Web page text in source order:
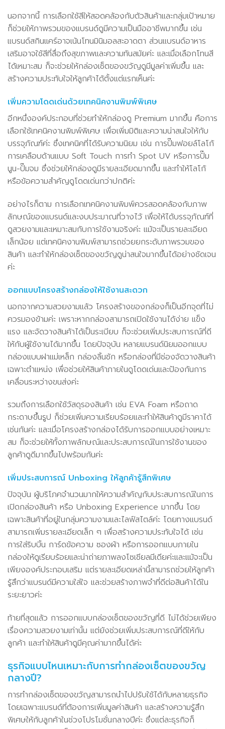
นอกจากนี้ การเลือกใช้สีให้สอดคล้องกับตัวสินค้าและกลุ่มเป้าหมาย
ก็ช่วยให้ภาพรวมของแบรนด์ดูมีความเป็นมืออาชีพมากขึ้น เช่น
แบรนด์สกินแคร์อาจเน้นโทนมินิมอลสะอาดตา ส่วนแบรนด์อาหาร
เสริมอาจใช้สีที่สื่อถึงสุขภาพและความทันสมัยค่ะ และเมื่อเลือกโทนสี
ได้เหมาะสม ก็จะช่วยให้กล่องเซ็ตของขวัญดูมีมูลค่าเพิ่มขึ้น และ
สร้างความประทับใจให้ลูกค้าได้ตั้งแต่แรกเห็นค่ะ
เพิ่มความโดดเด่นด้วยเทคนิคงานพิมพ์พิเศษ
อีกหนึ่งองค์ประกอบที่ช่วยทำให้กล่องดู Premium มากขึ้น คือการ
เลือกใช้เทคนิคงานพิมพ์พิเศษ เพื่อเพิ่มมิติและความน่าสนใจให้กับ
บรรจุภัณฑ์ค่ะ ซึ่งเทคนิคที่ได้รับความนิยม เช่น การปั๊มฟอยล์โลโก้
การเคลือบด้านแบบ Soft Touch การทำ Spot UV หรือการปั๊ม
นูน-ปั๊มจม ซึ่งช่วยให้กล่องดูมีรายละเอียดมากขึ้น และทำให้โลโก้
หรือข้อความสำคัญดูโดดเด่นกว่าปกติค่ะ
อย่างไรก็ตาม การเลือกเทคนิคงานพิมพ์ควรสอดคล้องกับภาพ
ลักษณ์ของแบรนด์และงบประมาณที่วางไว้ เพื่อให้ได้บรรจุภัณฑ์ที่
ดูสวยงามและเหมาะสมกับการใช้งานจริงค่ะ แม้จะเป็นรายละเอียด
เล็กน้อย แต่เทคนิคงานพิมพ์สามารถช่วยยกระดับภาพรวมของ
สินค้า และทำให้กล่องเซ็ตของขวัญดูน่าสนใจมากขึ้นได้อย่างชัดเจน
ค่ะ
ออกแบบโครงสร้างกล่องให้ใช้งานสะดวก
นอกจากความสวยงามแล้ว โครงสร้างของกล่องก็เป็นอีกจุดที่ไม่
ควรมองข้ามค่ะ เพราะหากกล่องสามารถเปิดใช้งานได้ง่าย แข็ง
แรง และจัดวางสินค้าได้เป็นระเบียบ ก็จะช่วยเพิ่มประสบการณ์ที่ดี
ให้กับผู้ใช้งานได้มากขึ้น โดยปัจจุบัน หลายแบรนด์นิยมออกแบบ
กล่องแบบฝาแม่เหล็ก กล่องลิ้นชัก หรือกล่องที่มีช่องจัดวางสินค้า
เฉพาะตำแหน่ง เพื่อช่วยให้สินค้าภายในดูโดดเด่นและป้องกันการ
เคลื่อนระหว่างขนส่งค่ะ
รวมถึงการเลือกใช้วัสดุรองสินค้า เช่น EVA Foam หรือถาด
กระดาษขึ้นรูป ก็ช่วยเพิ่มความเรียบร้อยและทำให้สินค้าดูมีราคาได้
เช่นกันค่ะ และเมื่อโครงสร้างกล่องได้รับการออกแบบอย่างเหมาะ
สม ก็จะช่วยให้ทั้งภาพลักษณ์และประสบการณ์ในการใช้งานของ
ลูกค้าดูดีมากขึ้นไปพร้อมกันค่ะ
เพิ่มประสบการณ์ Unboxing ให้ลูกค้ารู้สึกพิเศษ
ปัจจุบัน ผู้บริโภคจำนวนมากให้ความสำคัญกับประสบการณ์ในการ
เปิดกล่องสินค้า หรือ Unboxing Experience มากขึ้น โดย
เฉพาะสินค้าที่อยู่ในกลุ่มความงามและไลฟ์สไตล์ค่ะ โดยทางแบรนด์
สามารถเพิ่มรายละเอียดเล็ก ๆ เพื่อสร้างความประทับใจได้ เช่น
การใส่ริบบิ้น การ์ดข้อความ ซองผ้า หรือการออกแบบภายใน
กล่องให้ดูเรียบร้อยและน่าถ่ายภาพลงโซเชียลมีเดียค่ะและแม้จะเป็น
เพียงองค์ประกอบเสริม แต่รายละเอียดเหล่านี้สามารถช่วยให้ลูกค้า
รู้สึกว่าแบรนด์มีความใส่ใจ และช่วยสร้างภาพจำที่ดีต่อสินค้าได้ใน
ระยะยาวค่ะ
ท้ายที่สุดแล้ว การออกแบบกล่องเซ็ตของขวัญที่ดี ไม่ได้ช่วยเพียง
เรื่องความสวยงามเท่านั้น แต่ยังช่วยเพิ่มประสบการณ์ที่ดีให้กับ
ลูกค้า และทำให้สินค้าดูมีคุณค่ามากขึ้นได้ค่ะ
ธุรกิจแบบไหนเหมาะกับการทำกล่องเซ็ตของขวัญ
กลางปี?
การทำกล่องเซ็ตของขวัญสามารถนำไปปรับใช้ได้กับหลายธุรกิจ
โดยเฉพาะแบรนด์ที่ต้องการเพิ่มมูลค่าสินค้า และสร้างความรู้สึก
พิเศษให้กับลูกค้าในช่วงโปรโมชั่นกลางปีค่ะ ซึ่งแต่ละธุรกิจก็